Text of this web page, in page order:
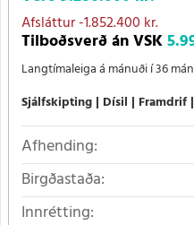
Afsláttur-1.852.400 kr.
Tilboðsverð án VSK
Langtímaleiga á mánuði í 36
Sjálfskipting Dísil Framdrif
Afhending:
Birgðastaða:
Innrétting: